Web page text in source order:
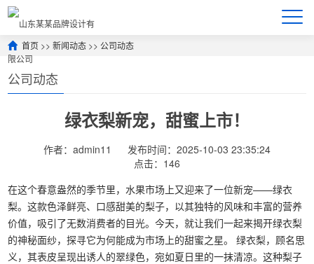
首页 >>新闻动态 >>公司动态
公司动态
绿衣梨新宠，甜蜜上市！
作者：admin11
发布时间：2025-10-03 23:35:24
点击：146
在这个春意盎然的季节里，水果市场上又迎来了一位新宠——绿衣
梨。这款色泽鲜亮、口感甜美的梨子，以其独特的风味和丰富的营养
价值，吸引了无数消费者的目光。今天，就让我们一起来揭开绿衣梨
的神秘面纱，探寻它为何能成为市场上的甜蜜之星。 绿衣梨，顾名思
义，其表皮呈现出诱人的翠绿色，宛如夏日里的一抹清凉。这种梨子